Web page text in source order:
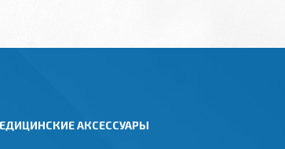
АКСЕССУАРЫ